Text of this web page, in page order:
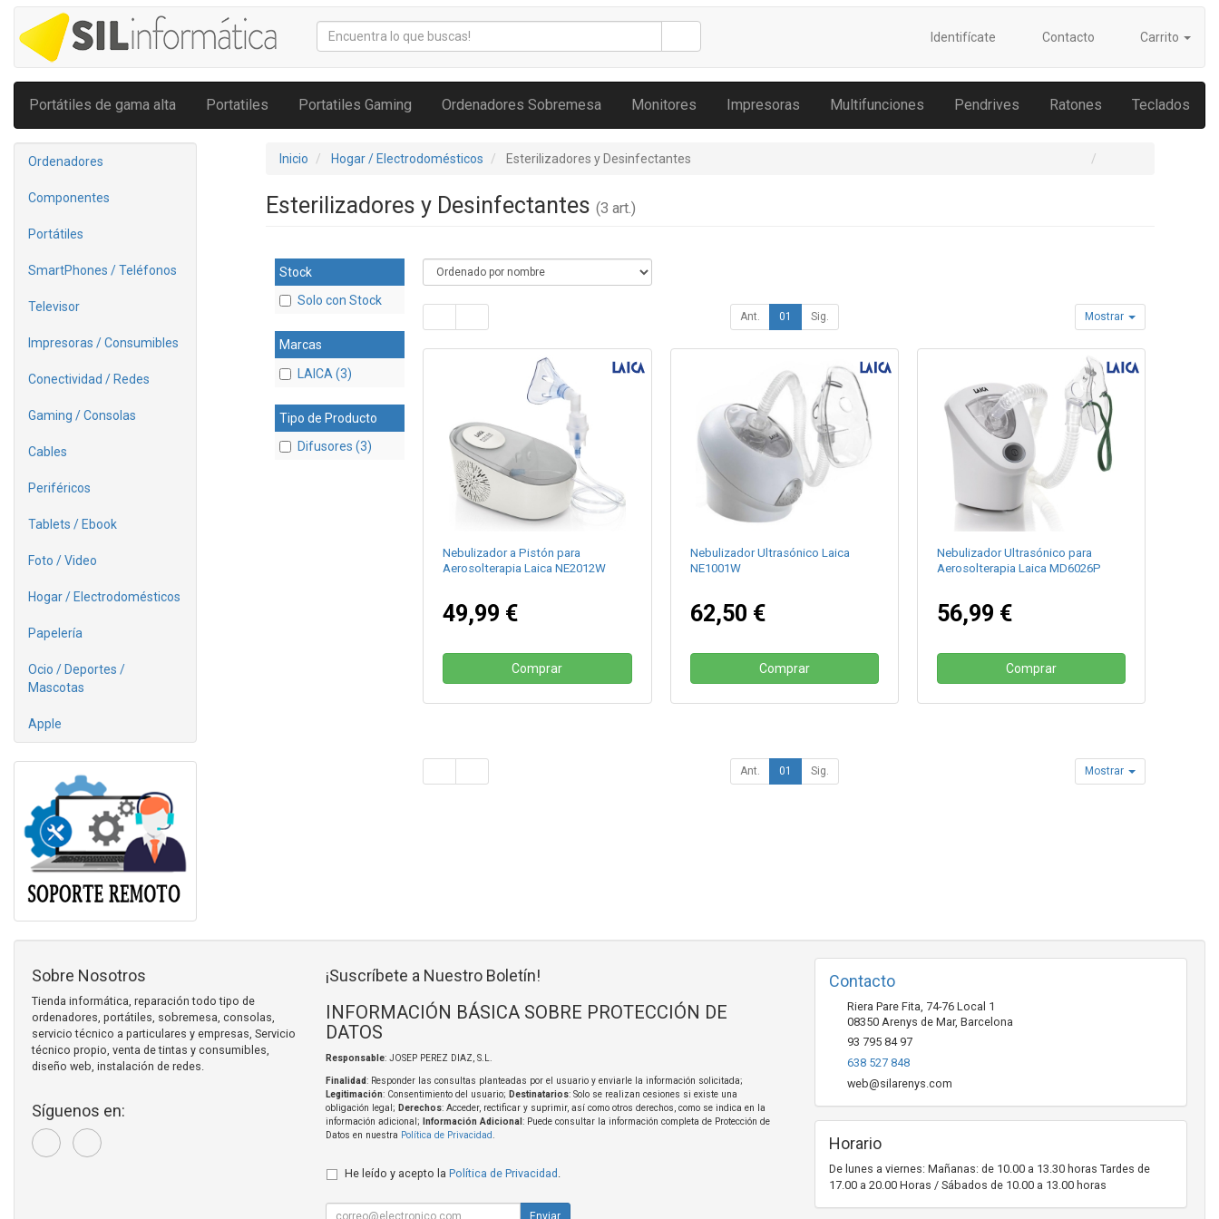
Identifícate Contacto Carrito
Portátiles de gama alta Portatiles Portatiles Gaming Ordenadores Sobremesa Monitores Impresoras Multifunciones Pendrives Ratones Teclados
Ordenadores
Componentes
Portátiles
SmartPhones / Teléfonos
Televisor
Impresoras / Consumibles
Conectividad / Redes
Gaming / Consolas
Cables
Periféricos
Tablets / Ebook
Foto / Video
Hogar / Electrodomésticos
Papelería
Ocio / Deportes /
Mascotas
Apple
Inicio Hogar / Electrodomésticos Esterilizadores y Desinfectantes
Esterilizadores y Desinfectantes (3 art.)
Stock
Solo con Stock
Marcas
LAICA (3)
Tipo de Producto
Difusores (3)
Ant. 01 Sig. Mostrar
Nebulizador a Pistón para
Aerosolterapia Laica NE2012W
49,99 €
Comprar
Nebulizador Ultrasónico Laica
NE1001W
62,50 €
Comprar
Nebulizador Ultrasónico para
Aerosolterapia Laica MD6026P
56,99 €
Comprar
Ant. 01 Sig. Mostrar
Sobre Nosotros
Tienda informática, reparación todo tipo de
ordenadores, portátiles, sobremesa, consolas,
servicio técnico a particulares y empresas, Servicio
técnico propio, venta de tintas y consumibles,
diseño web, instalación de redes.
Síguenos en:
¡Suscríbete a Nuestro Boletín!
INFORMACIÓN BÁSICA SOBRE PROTECCIÓN DE
DATOS
Responsable: JOSEP PEREZ DIAZ, S.L.
Finalidad: Responder las consultas planteadas por el usuario y enviarle la información solicitada;
Legitimación: Consentimiento del usuario; Destinatarios: Solo se realizan cesiones si existe una
obligación legal; Derechos: Acceder, rectificar y suprimir, así como otros derechos, como se indica en la
información adicional;
Información Adicional : Puede consultar la información completa de Protección de
Datos en nuestra Política de Privacidad.
He leído y acepto la Política de Privacidad .
Contacto
Riera Pare Fita, 74-76 Local 1
08350 Arenys de Mar, Barcelona
93 795 84 97
638 527 848
web@silarenys.com
Horario
De lunes a viernes: Mañanas: de 10.00 a 13.30 horas Tardes de
17.00 a 20.00 Horas / Sábados de 10.00 a 13.00 horas